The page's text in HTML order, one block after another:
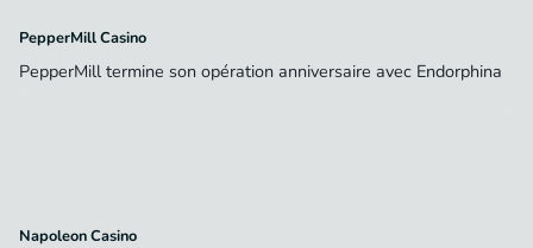
PepperMill Casino
PepperMill termine son opération anniversaire avec Endorphina
Napoleon Casino